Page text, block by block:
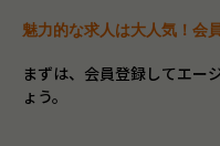
魅力的な求人は大人気！会
まずは、会員登録してエー
ょう。